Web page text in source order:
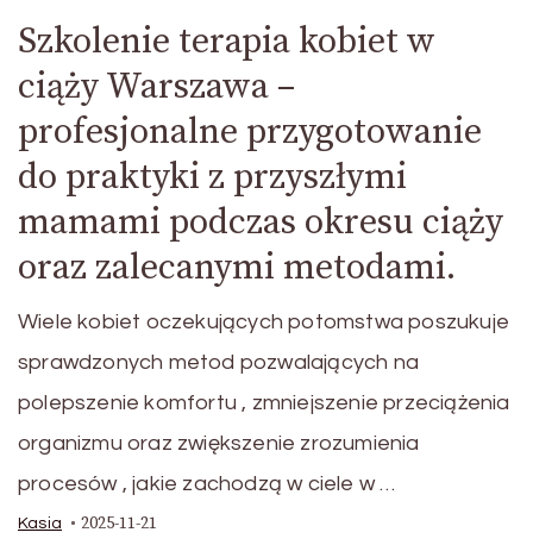
Szkolenie terapia kobiet w
ciąży Warszawa –
profesjonalne przygotowanie
do praktyki z przyszłymi
mamami podczas okresu ciąży
oraz zalecanymi metodami.
Wiele kobiet oczekujących potomstwa poszukuje
sprawdzonych metod pozwalających na
polepszenie komfortu , zmniejszenie przeciążenia
organizmu oraz zwiększenie zrozumienia
procesów , jakie zachodzą w ciele w …
Kasia 2025-11-21